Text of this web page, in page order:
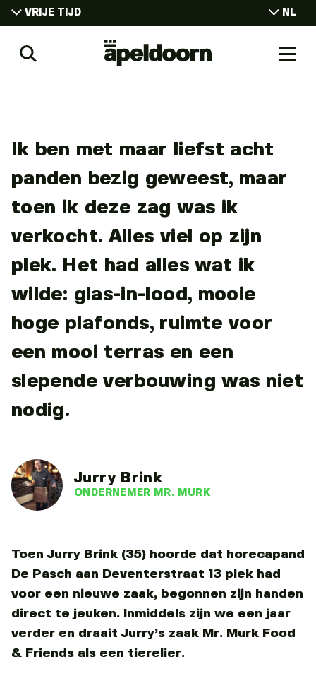
VRIJE TIJD
WONEN
Uit
NL
DE
Zoeken
Naar
Ik ben met maar liefst acht
panden bezig geweest, maar
toen ik deze zag was ik
verkocht. Alles viel op zijn
plek. Het had alles wat ik
wilde: glas-in-lood, mooie
hoge plafonds, ruimte voor
een mooi terras en een
slepende verbouwing was niet
nodig.
Jurry Brink
ONDERNEMER MR. MURK
Toen Jurry Brink (35) hoorde dat horecapand
De Pasch aan Deventerstraat 13 plek had
voor een nieuwe zaak, begonnen zijn handen
direct te jeuken. Inmiddels zijn we een jaar
verder en draait Jurry’s zaak Mr. Murk Food
& Friends als een tierelier.